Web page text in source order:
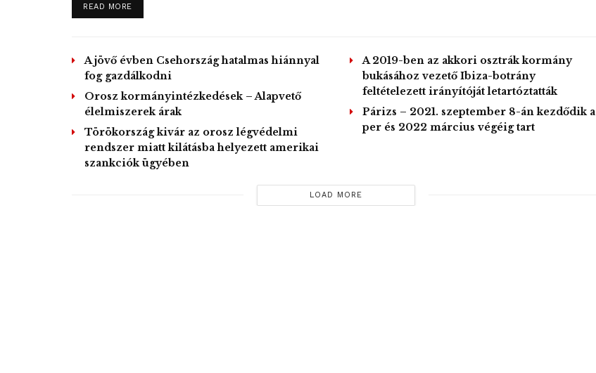
READ MOREDETAILS
A jövő évben Csehország hatalmas hiánnyal
fog gazdálkodni
Orosz kormányintézkedések – Alapvető
élelmiszerek árak
Törökország kivár az orosz légvédelmi
rendszer miatt kilátásba helyezett amerikai
szankciók ügyében
A 2019-ben az akkori osztrák kormány
bukásához vezető Ibiza-botrány
feltételezett irányítóját letartóztatták
Párizs – 2021. szeptember 8-án kezdődik a
per és 2022 március végéig tart
LOAD MORE